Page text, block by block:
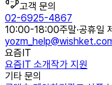
고객 문의
02-6925-4867
10:00-18:00주말·공휴일
요즘IT
요즘IT 소개작가 지원
기타 문의